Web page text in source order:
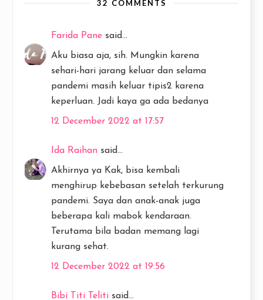
32 COMMENTS
Farida Pane said...
Aku biasa aja, sih. Mungkin karena
sehari-hari jarang keluar dan selama
pandemi masih keluar tipis2 karena
keperluan. Jadi kaya ga ada bedanya
12 December 2022 at 17:57
Ida Raihan said...
Akhirnya ya Kak, bisa kembali
menghirup kebebasan setelah terkurung
pandemi. Saya dan anak-anak juga
beberapa kali mabok kendaraan.
Terutama bila badan memang lagi
kurang sehat.
12 December 2022 at 19:56
Bibi Titi Teliti said...